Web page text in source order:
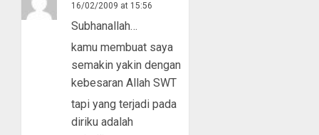
16/02/2009 at 15:56
Subhanallah…
kamu membuat saya
semakin yakin dengan
kebesaran Allah SWT
tapi yang terjadi pada
diriku adalah